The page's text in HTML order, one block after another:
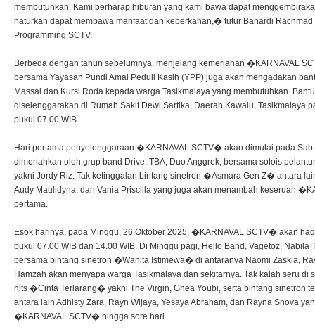
membutuhkan. Kami berharap hiburan yang kami bawa dapat
haturkan dapat membawa manfaat dan keberkahan,� tutur Banardi
Programming SCTV.
Berbeda dengan tahun sebelumnya, menjelang kemeriahan �KARNAVAL
bersama Yayasan Pundi Amal Peduli Kasih (YPP) juga akan mengadakan
Massal dan Kursi Roda kepada warga Tasikmalaya yang membutuhkan.
diselenggarakan di Rumah Sakit Dewi Sartika, Daerah Kawalu, Tasikmalaya
pukul 07.00 WIB.
Hari pertama penyelenggaraan �KARNAVAL SCTV� akan dimulai pada
dimeriahkan oleh grup band Drive, TBA, Duo Anggrek, bersama solois
yakni Jordy Riz. Tak ketinggalan bintang sinetron �Asmara Gen Z� antara
Audy Maulidyna, dan Vania Priscilla yang juga akan menambah keseruan
pertama.
Esok harinya, pada Minggu, 26 Oktober 2025, �KARNAVAL SCTV� akan
pukul 07.00 WIB dan 14.00 WIB. Di Minggu pagi, Hello Band, Vagetoz, Nabila
bersama bintang sinetron �Wanita Istimewa� di antaranya Naomi Zaskia,
Hamzah akan menyapa warga Tasikmalaya dan sekitarnya. Tak kalah seru di
hits �Cinta Terlarang� yakni The Virgin, Ghea Youbi, serta bintang sinetron
antara lain Adhisty Zara, Rayn Wijaya, Yesaya Abraham, dan Rayna Snova
�KARNAVAL SCTV� hingga sore hari.